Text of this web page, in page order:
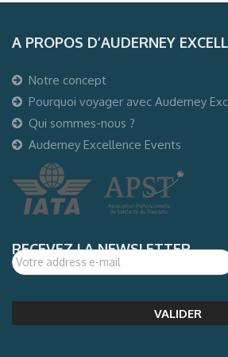
A PROPOS D’AUDERNEY
Notre concept
Pourquoi voyager avec Auderney
Qui sommes-nous ?
Auderney Excellence Events
RECEVEZ LA NEWSLETTER